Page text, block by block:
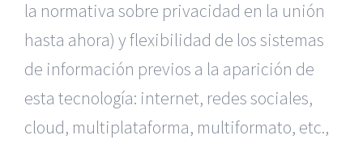
la normativa sobre privacidad en la unión
hasta ahora) y flexibilidad de los sistemas
de información previos a la aparición de
esta tecnología: internet, redes sociales,
cloud, multiplataforma, multiformato, etc.,